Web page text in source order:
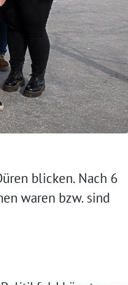
blicken. Nach 6
waren bzw. sind